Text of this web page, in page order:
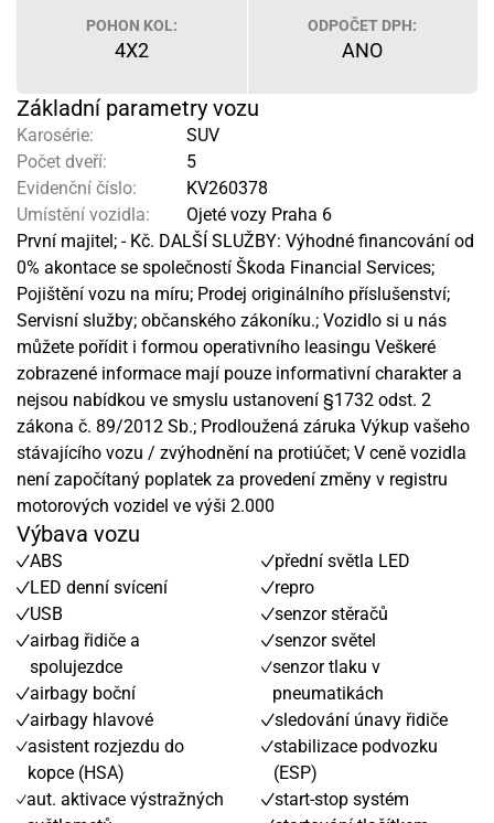
POHON KOL:
4X2
ODPOČET DPH:
ANO
Základní parametry vozu
Karosérie:
SUV
Počet dveří:
5
Evidenční číslo:
KV260378
Umístění vozidla:
Ojeté vozy Praha 6
První majitel; - Kč. DALŠÍ SLUŽBY: Výhodné financování od
0% akontace se společností Škoda Financial Services;
Pojištění vozu na míru; Prodej originálního příslušenství;
Servisní služby; občanského zákoníku.; Vozidlo si u nás
můžete pořídit i formou operativního leasingu Veškeré
zobrazené informace mají pouze informativní charakter a
nejsou nabídkou ve smyslu ustanovení §1732 odst. 2
zákona č. 89/2012 Sb.; Prodloužená záruka Výkup vašeho
stávajícího vozu / zvýhodnění na protiúčet; V ceně vozidla
není započítaný poplatek za provedení změny v registru
motorových vozidel ve výši 2.000
Výbava vozu
ABS
LED denní svícení
USB
airbag řidiče a
spolujezdce
airbagy boční
airbagy hlavové
asistent rozjezdu do
kopce (HSA)
aut. aktivace výstražných
přední světla LED
repro
senzor stěračů
senzor světel
senzor tlaku v
pneumatikách
sledování únavy řidiče
stabilizace podvozku
(ESP)
start-stop systém